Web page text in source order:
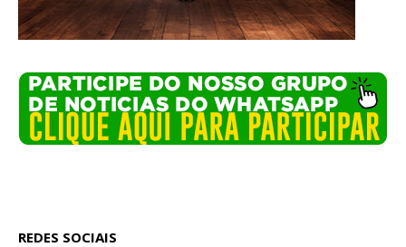
REDES SOCIAIS